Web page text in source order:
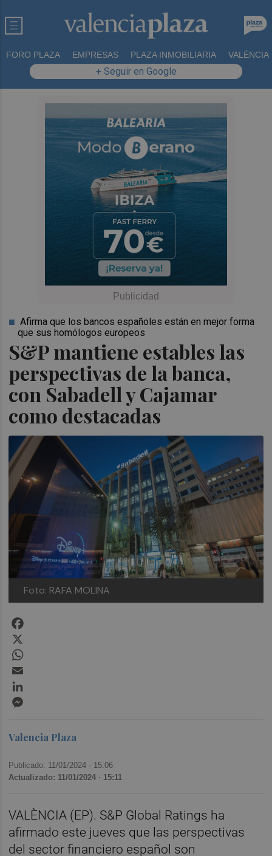
FORO PLAZA EMPRESAS PLAZA INMOBILIARIA VALÈNCIA
+ Seguir en Google
S&P mantiene estables las
perspectivas de la banca,
con Sabadell y Cajamar
como destacadas
Afirma que los bancos españoles están en mejor forma
que sus homólogos europeos
Foto: RAFA MOLINA
Valencia Plaza
Publicado: 11/01/2024 · 15:06
Actualizado: 11/01/2024 · 15:11
VALÈNCIA (EP). S&P Global Ratings ha
afirmado este jueves que las perspectivas
del sector financiero español son